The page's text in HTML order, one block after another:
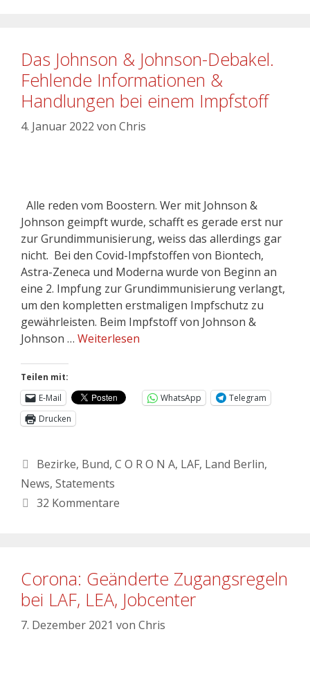
Das Johnson & Johnson-Debakel.
Fehlende Informationen &
Handlungen bei einem Impfstoff
4. Januar 2022 von Chris
Alle reden vom Boostern. Wer mit Johnson &
Johnson geimpft wurde, schafft es gerade erst nur
zur Grundimmunisierung, weiss das allerdings gar
nicht. Bei den Covid-Impfstoffen von Biontech,
Astra-Zeneca und Moderna wurde von Beginn an
eine 2. Impfung zur Grundimmunisierung verlangt,
um den kompletten erstmaligen Impfschutz zu
gewährleisten. Beim Impfstoff von Johnson &
Johnson … Weiterlesen
Teilen mit:
E-Mail
WhatsApp
Telegram
Drucken
Bezirke, Bund, C O R O N A, LAF, Land Berlin,
News, Statements
32 Kommentare
Corona: Geänderte Zugangsregeln
bei LAF, LEA, Jobcenter
7. Dezember 2021 von Chris